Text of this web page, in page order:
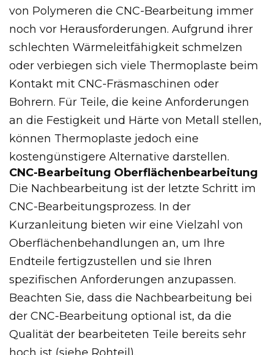
von Polymeren die CNC-Bearbeitung immer
noch vor Herausforderungen. Aufgrund ihrer
schlechten Wärmeleitfähigkeit schmelzen
oder verbiegen sich viele Thermoplaste beim
Kontakt mit CNC-Fräsmaschinen oder
Bohrern. Für Teile, die keine Anforderungen
an die Festigkeit und Härte von Metall stellen,
können Thermoplaste jedoch eine
kostengünstigere Alternative darstellen.
CNC-Bearbeitung Oberflächenbearbeitung
Die Nachbearbeitung ist der letzte Schritt im
CNC-Bearbeitungsprozess. In der
Kurzanleitung bieten wir eine Vielzahl von
Oberflächenbehandlungen an, um Ihre
Endteile fertigzustellen und sie Ihren
spezifischen Anforderungen anzupassen.
Beachten Sie, dass die Nachbearbeitung bei
der CNC-Bearbeitung optional ist, da die
Qualität der bearbeiteten Teile bereits sehr